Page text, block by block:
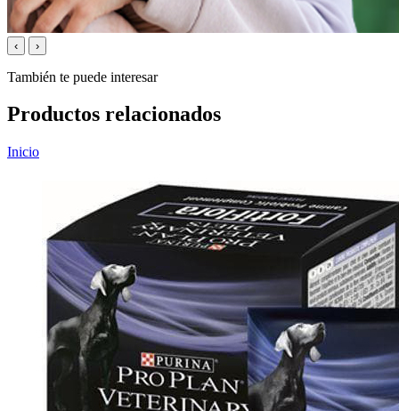
‹ ›
También te puede interesar
Productos relacionados
Inicio